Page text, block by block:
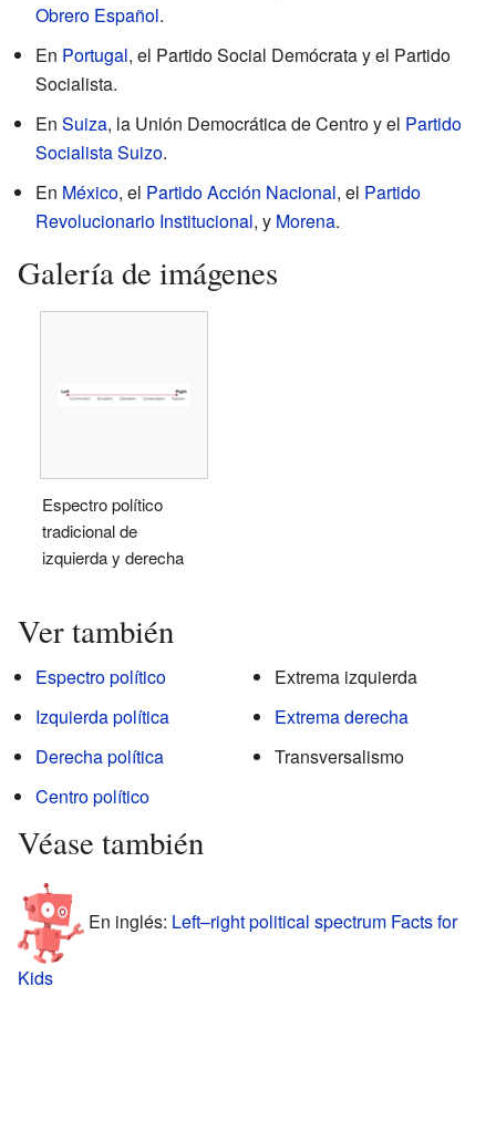
Obrero Español.
En Portugal, el Partido Social Demócrata y el Partido
Socialista.
En Suiza, la Unión Democrática de Centro y el Partido
Socialista Suizo.
En México, el Partido Acción Nacional, el Partido
Revolucionario Institucional, y Morena.
Galería de imágenes
Espectro político
tradicional de
izquierda y derecha
Ver también
Espectro político
Izquierda política
Derecha política
Centro político
Extrema izquierda
Extrema derecha
Transversalismo
Véase también
En inglés: Left–right political spectrum Facts for
Kids